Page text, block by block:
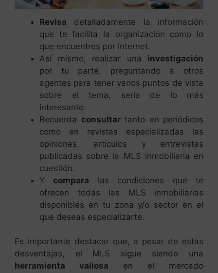
Revisa detalladamente la información
que te facilita la organización como lo
que encuentres por internet.
Así mismo, realizar una investigación
por tu parte, preguntando a otros
agentes para tener varios puntos de vista
sobre el tema, sería de lo más
interesante.
Recuerda consultartanto en periódicos
como en revistas especializadas las
opiniones, artículos y entrevistas
publicadas sobre la MLS inmobiliaria en
cuestión.
Y compara las condiciones que te
ofrecen todas las MLS inmobiliarias
disponibles en tu zona y/o sector en el
que deseas especializarte.
Es importante destacar que, a pesar de estas
desventajas, el MLS sigue siendo una
herramienta valiosa en el mercado